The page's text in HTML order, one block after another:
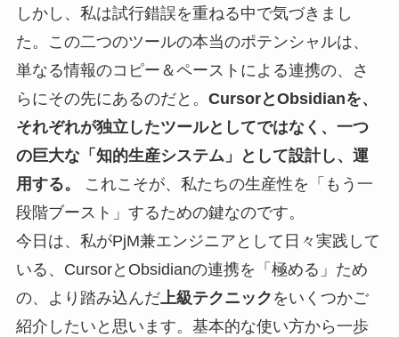
しかし、私は試行錯誤を重ねる中で気づきまし
た。この二つのツールの本当のポテンシャルは、
単なる情報のコピー＆ペーストによる連携の、さ
らにその先にあるのだと。 CursorとObsidianを、
それぞれが独立したツールとしてではなく、一つ
の巨大な「知的生産システム」として設計し、運
用する。
これこそが、私たちの生産性を「もう一
段階ブースト」するための鍵なのです。
今日は、私がPjM兼エンジニアとして日々実践して
いる、CursorとObsidianの連携を「極める」ため
の、より踏み込んだ上級テクニック をいくつかご
紹介したいと思います。基本的な使い方から一歩